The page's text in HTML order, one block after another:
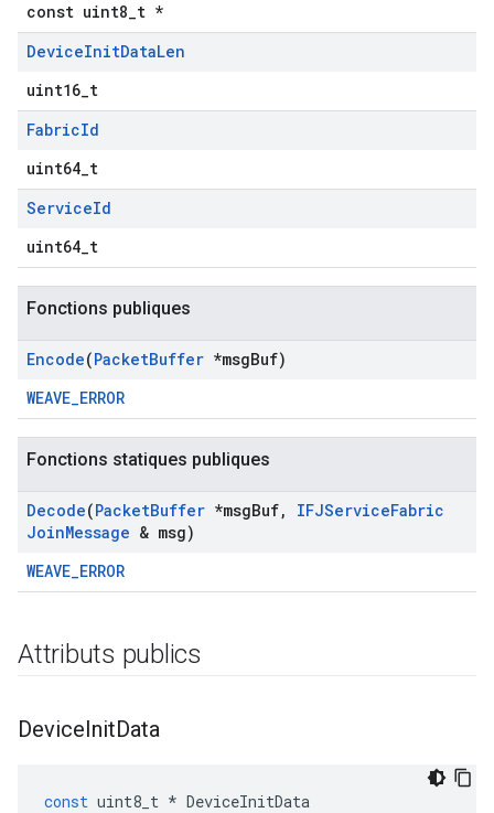
const uint8_t *
DeviceInitDataLen
uint16_t
FabricId
uint64_t
ServiceId
uint64_t
Fonctions publiques
Encode(PacketBuffer *msgBuf)
WEAVE_ERROR
Fonctions statiques publiques
Decode(PacketBuffer *msgBuf, IFJServiceFabric
JoinMessage & msg)
WEAVE_ERROR
Attributs publics
DeviceInitData
const uint8_t * DeviceInitData